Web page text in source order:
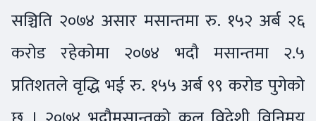
सञ्चिति २०७४ असार मसान्तमा रु. १५२ अर्ब २६
करोड रहेकोमा २०७४ भदौ मसान्तमा २.५
प्रतिशतले वृद्धि भई रु. १५५ अर्ब ९९ करोड पुगेको